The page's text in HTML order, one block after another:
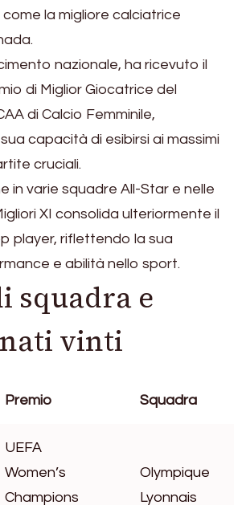
la migliore calciatrice
nazionale, ha ricevuto il
di Miglior Giocatrice del
di Calcio Femminile,
capacità di esibirsi ai massimi
cruciali.
in varie squadre All-Star e nelle
XI consolida ulteriormente il
player, riflettendo la sua
e abilità nello sport.
squadra e
vinti
Premio Squadra
UEFA
Women’s
Champions
Olympique
Lyonnais